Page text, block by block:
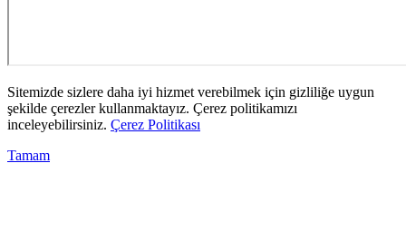
Sitemizde sizlere daha iyi hizmet verebilmek için gizliliğe uygun
şekilde çerezler kullanmaktayız. Çerez politikamızı
inceleyebilirsiniz. Çerez Politikası
Tamam